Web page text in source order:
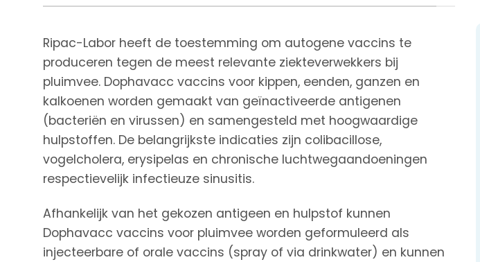
Ripac-Labor heeft de toestemming om autogene vaccins te
produceren tegen de meest relevante ziekteverwekkers bij
pluimvee. Dophavacc vaccins voor kippen, eenden, ganzen en
kalkoenen worden gemaakt van geïnactiveerde antigenen
(bacteriën en virussen) en samengesteld met hoogwaardige
hulpstoffen. De belangrijkste indicaties zijn colibacillose,
vogelcholera, erysipelas en chronische luchtwegaandoeningen
respectievelijk infectieuze sinusitis.
Afhankelijk van het gekozen antigeen en hulpstof kunnen
Dophavacc vaccins voor pluimvee worden geformuleerd als
injecteerbare of orale vaccins (spray of via drinkwater) en kunnen